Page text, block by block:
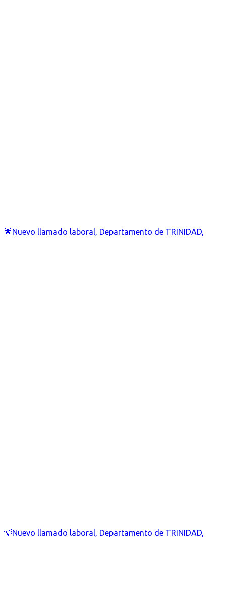
🌟Nuevo llamado laboral, Departamento de TRINIDAD,
💡Nuevo llamado laboral, Departamento de TRINIDAD,